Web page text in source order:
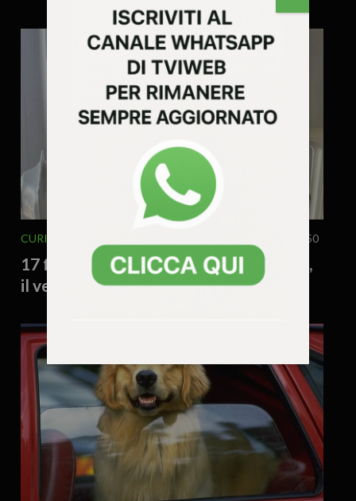
CURIOSITÀ - LIFESTYLE 17 Febbraio 2026 - 14.50
17 febbraio: la festa ufficiale del gatto,
il vero padrone di casa